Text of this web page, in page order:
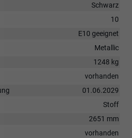
Schwarz
10
E10 geeignet
Metallic
1248 kg
vorhanden
01.06.2029
Stoff
2651 mm
vorhanden